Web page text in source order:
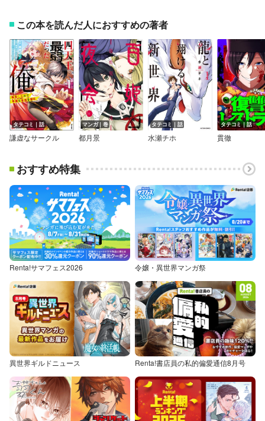
この本を読んだ人におすすめの著者
タテコミ｜話
謙虚なサークル
マンガ｜巻
都月景
タテコミ｜話
水瀬チホ
タテコミ｜話
貫徹
おすすめ特集
Renta!サマフェス2026 令嬢・異世界マンガ祭
異世界ギルドニュース Renta!書店員の私的偏愛通信8月号